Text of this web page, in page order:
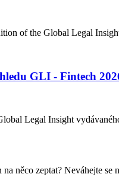
of the Global Legal
GLI - Fintech
Legal Insight
něco zeptat? Neváhejte se